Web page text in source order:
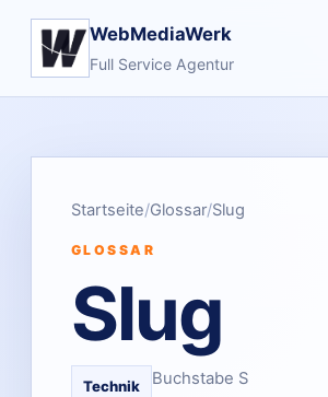
WebMediaWerk
Full Service Agentur
Startseite Glossar Slug
GLOSSAR
Slug
Technik Buchstabe S